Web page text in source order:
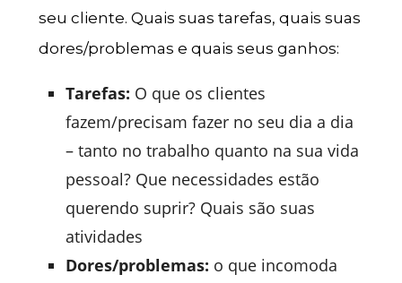
seu cliente. Quais suas tarefas, quais suas
dores/problemas e quais seus ganhos:
Tarefas: O que os clientes
fazem/precisam fazer no seu dia a dia
– tanto no trabalho quanto na sua vida
pessoal? Que necessidades estão
querendo suprir? Quais são suas
atividades
Dores/problemas: o que incomoda